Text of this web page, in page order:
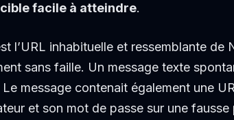
facile à atteindre.
l’URL inhabituelle et ressemblante de
sans faille. Un message texte
message contenait également une
et son mot de passe sur une